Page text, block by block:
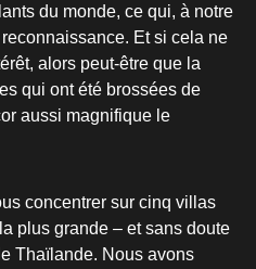
du monde, ce qui, à notre
Et si cela ne
alors peut-être que la
qui ont été brossées de
aussi magnifique le
concentrer sur cinq villas
plus grande – et sans doute
Thaïlande. Nous avons